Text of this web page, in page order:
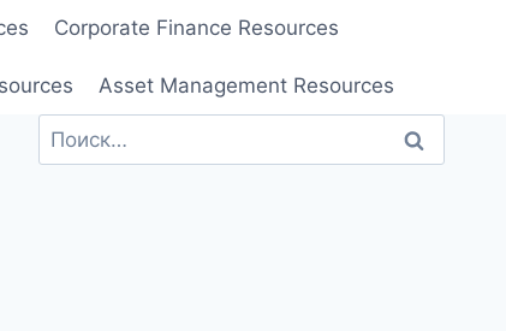
Corporate Finance Resources
Asset Management Resources
Найти: